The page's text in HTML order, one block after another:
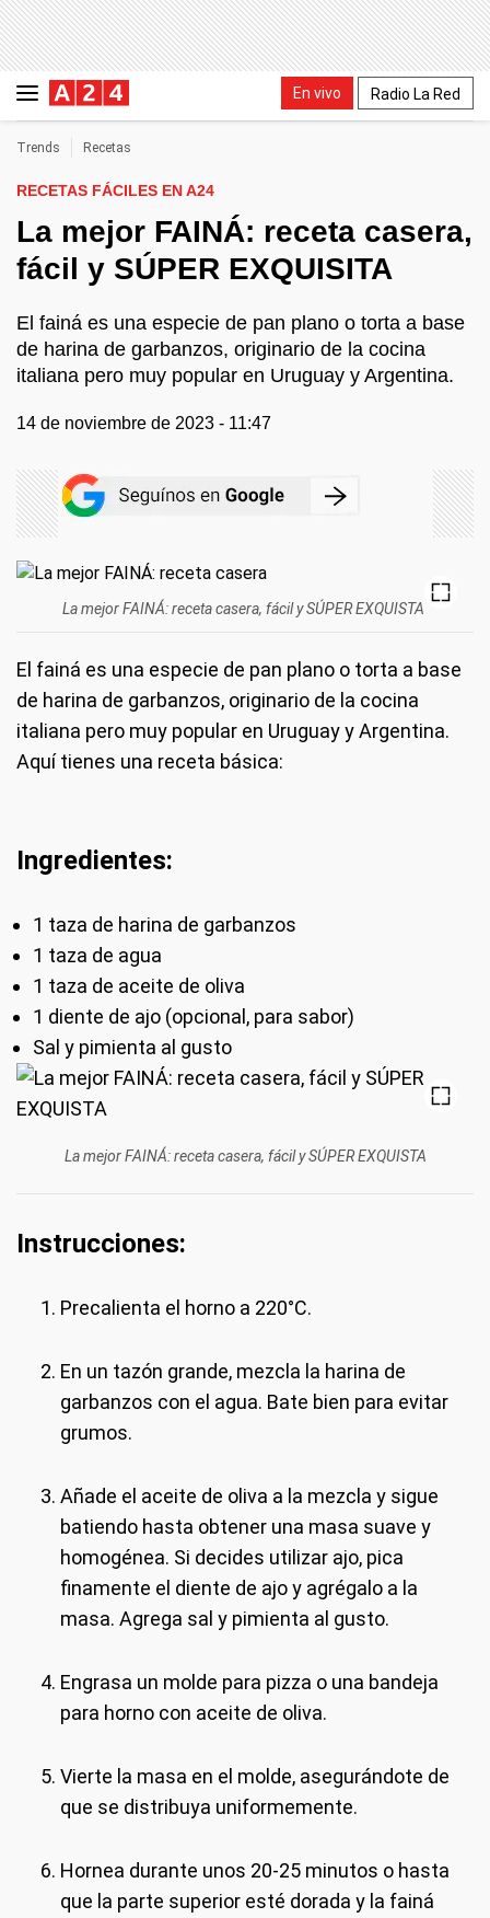
En vivo Radio La Red
Trends Recetas
RECETAS FÁCILES EN A24
La mejor FAINÁ: receta casera,
fácil y SÚPER EXQUISITA
El fainá es una especie de pan plano o torta a base
de harina de garbanzos, originario de la cocina
italiana pero muy popular en Uruguay y Argentina.
14 de noviembre de 2023 - 11:47
La mejor FAINÁ: receta casera, fácil y SÚPER EXQUISTA
El fainá es una especie de pan plano o torta a base
de harina de garbanzos, originario de la cocina
italiana pero muy popular en Uruguay y Argentina.
Aquí tienes una receta básica:
Ingredientes:
1 taza de harina de garbanzos
1 taza de agua
1 taza de aceite de oliva
1 diente de ajo (opcional, para sabor)
Sal y pimienta al gusto
La mejor FAINÁ: receta casera, fácil y SÚPER EXQUISTA
Instrucciones:
Precalienta el horno a 220°C.
En un tazón grande, mezcla la harina de
garbanzos con el agua. Bate bien para evitar
grumos.
Añade el aceite de oliva a la mezcla y sigue
batiendo hasta obtener una masa suave y
homogénea. Si decides utilizar ajo, pica
finamente el diente de ajo y agrégalo a la
masa. Agrega sal y pimienta al gusto.
Engrasa un molde para pizza o una bandeja
para horno con aceite de oliva.
Vierte la masa en el molde, asegurándote de
que se distribuya uniformemente.
Hornea durante unos 20-25 minutos o hasta
que la parte superior esté dorada y la fainá